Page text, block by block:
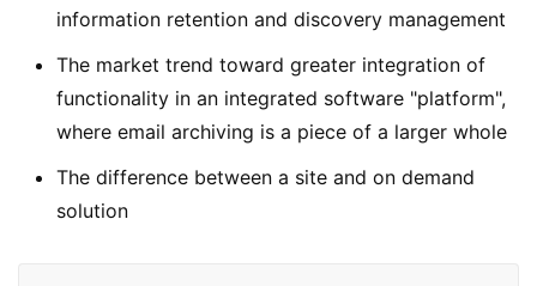
information retention and discovery management
The market trend toward greater integration of
functionality in an integrated software "platform",
where email archiving is a piece of a larger whole
The difference between a site and on demand
solution